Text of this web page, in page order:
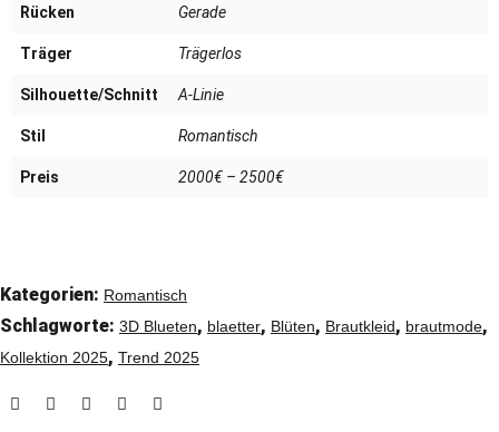
Rücken Gerade
Träger Trägerlos
Silhouette/Schnitt A-Linie
Stil Romantisch
Preis 2000€ – 2500€
Kategorien: Romantisch
Schlagworte: 3D Blueten, blaetter, Blüten, Brautkleid, brautmode,
Kollektion 2025, Trend 2025